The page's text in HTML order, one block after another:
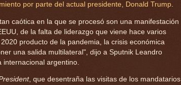
por parte del actual presidente, Donald Trump.
caótica en la que se procesó son una manifestación
de la falta de liderazgo que viene hace varios
producto de la pandemia, la crisis económica
una salida multilateral", dijo a Sputnik Leandro
argentino.
, que desentraña las visitas de los mandatarios